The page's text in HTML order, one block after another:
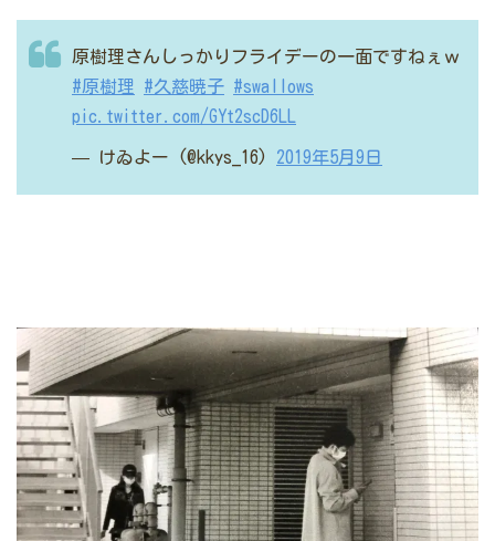
原樹理さんしっかりフライデーの一面ですねぇｗ
#原樹理
#久慈暁子 #swallows
pic.twitter.com/GYt2scD6LL
— けゐよー (@kkys_16) 2019年5月9日